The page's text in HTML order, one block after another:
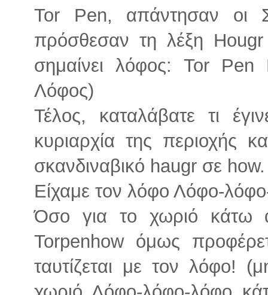
Tor Pen, απάντησαν οι
πρόσθεσαν τη λέξη
σημαίνει λόφος: Tor
Λόφος)
Τέλος, καταλάβατε τι
κυριαρχία της περιοχής
σκανδιναβικό haugr σε how.
Είχαμε τον λόφο Λόφο-
Όσο για το χωριό κάτω
Torpenhow όμως
ταυτίζεται με τον λόφο!